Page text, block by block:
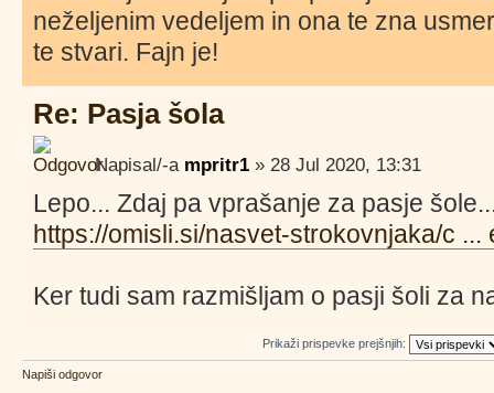
neželjenim vedeljem in ona te zna
te stvari. Fajn je!
Re: Pasja šola
Napisal/-a mpritr1 » 28 Jul 2020, 13:31
Lepo... Zdaj pa vprašanje za pasje
https://omisli.si/nasvet-strokovnjaka/c ...
Ker tudi sam razmišljam o pasji šoli za
Prikaži prispevke prejšnjih:
Napiši odgovor